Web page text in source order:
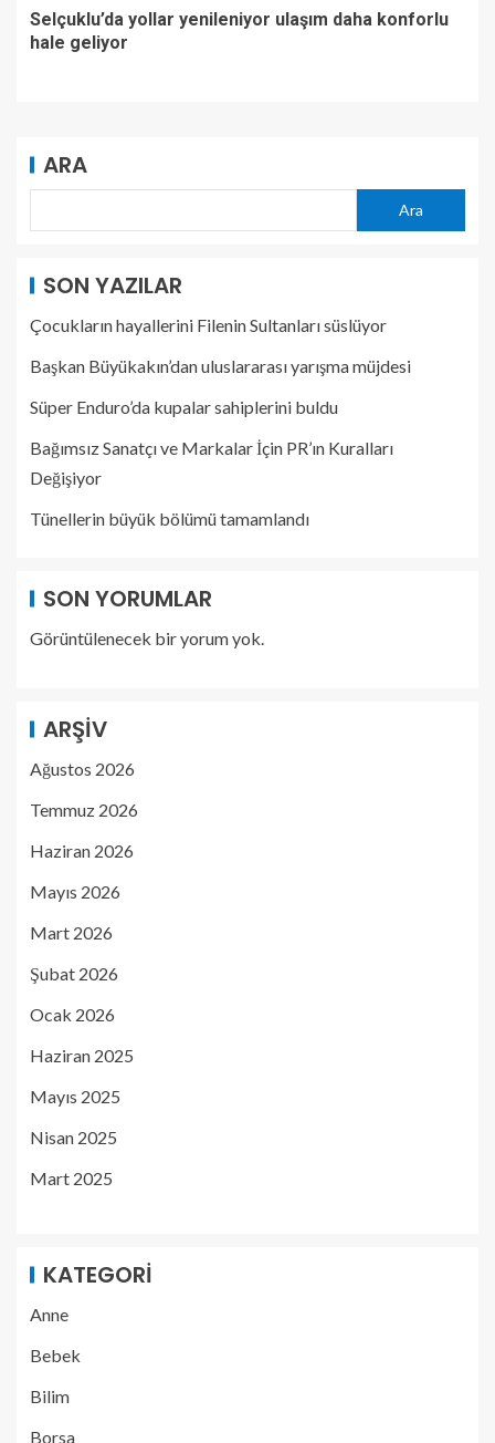
Selçuklu’da yollar yenileniyor ulaşım daha konforlu
hale geliyor
ARA
Ara
SON YAZILAR
Çocukların hayallerini Filenin Sultanları süslüyor
Başkan Büyükakın’dan uluslararası yarışma müjdesi
Süper Enduro’da kupalar sahiplerini buldu
Bağımsız Sanatçı ve Markalar İçin PR’ın Kuralları
Değişiyor
Tünellerin büyük bölümü tamamlandı
SON YORUMLAR
Görüntülenecek bir yorum yok.
ARŞIV
Ağustos 2026
Temmuz 2026
Haziran 2026
Mayıs 2026
Mart 2026
Şubat 2026
Ocak 2026
Haziran 2025
Mayıs 2025
Nisan 2025
Mart 2025
KATEGORI
Anne
Bebek
Bilim
Borsa